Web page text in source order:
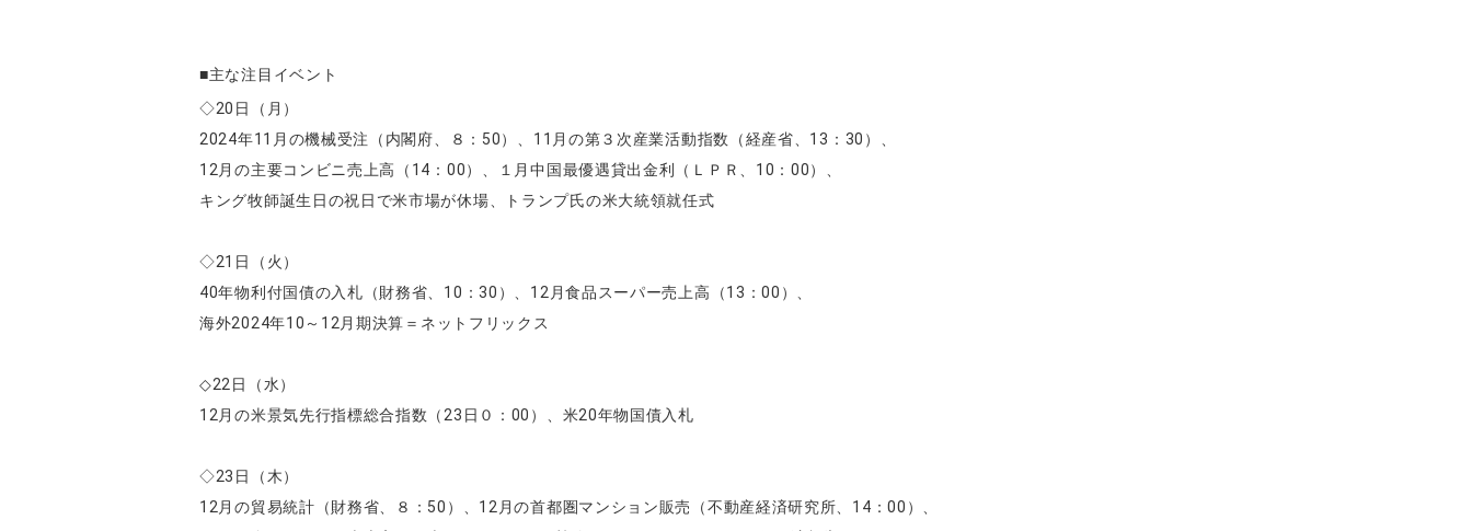
■主な注目イベント
◇20日（月）
2024年11月の機械受注（内閣府、８：50）、11月の第３次産業活動指数（経産省、13：30）、
12月の主要コンビニ売上高（14：00）、１月中国最優遇貸出金利（ＬＰＲ、10：00）、
キング牧師誕生日の祝日で米市場が休場、トランプ氏の米大統領就任式
◇21日（火）
40年物利付国債の入札（財務省、10：30）、12月食品スーパー売上高（13：00）、
海外2024年10～12月期決算＝ネットフリックス
◇22日（水）
12月の米景気先行指標総合指数（23日０：00）、米20年物国債入札
◇23日（木）
12月の貿易統計（財務省、８：50）、12月の首都圏マンション販売（不動産経済研究所、14：00）、